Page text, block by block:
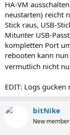
HA-VM
neustarten) reicht
Stick raus, USB-
Mitunter USB-
kompletten Port
rebooten kann
vermutlich nicht
EDIT: Logs gucken
bitNike
New member